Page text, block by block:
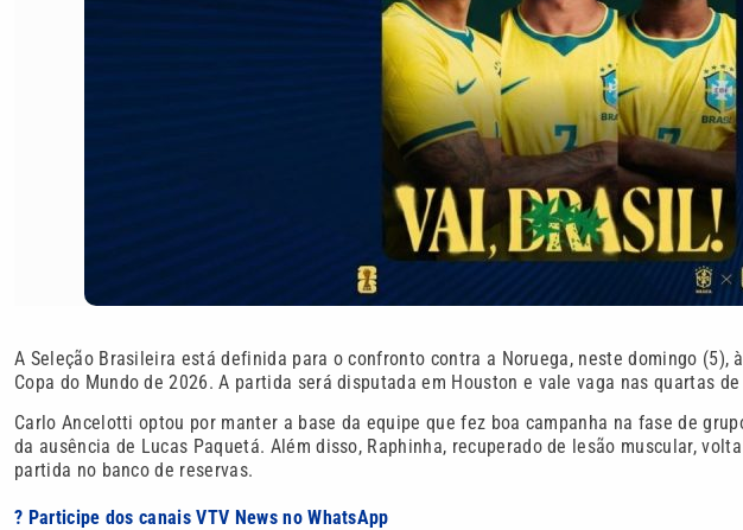
A Seleção Brasileira está definida para o confronto contra a Noruega, neste domingo
Copa do Mundo de 2026. A partida será disputada em Houston e vale vaga nas quartas
Carlo Ancelotti optou por manter a base da equipe que fez boa campanha na fase de
da ausência de Lucas Paquetá. Além disso, Raphinha, recuperado de lesão muscular,
partida no banco de reservas.
? Participe dos canais VTV News no WhatsApp